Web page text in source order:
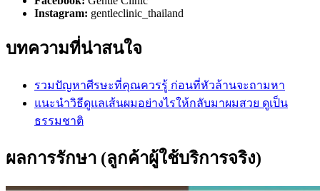
Instagram: gentleclinic_thailand
บทความที่น่าสนใจ
รวมปัญหาศีรษะที่คุณควรรู้ ก่อนที่หัวล้านจะถามหา
แนะนำวิธีดูแลเส้นผมอย่างไรให้กลับมาผมสวย ดูเป็น
ธรรมชาติ
ผลการรักษา (ลูกค้าผู้ใช้บริการจริง)